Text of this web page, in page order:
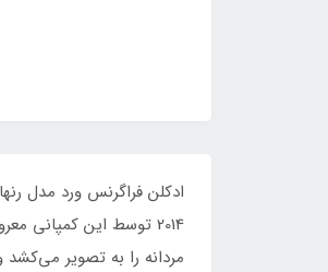
2014 توسط این
مردانه را به تصویر